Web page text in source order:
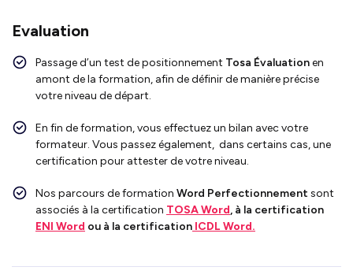
Evaluation
Passage d’un test de positionnement Tosa Évaluationen
amont de la formation, afin de définir de manière précise
votre niveau de départ.
En fin de formation, vous effectuez un bilan avec votre
formateur. Vous passez également, dans certains cas, une
certification pour attester de votre niveau.
Nos parcours de formation Word Perfectionnement sont
associés à la certification TOSA Word, à la certification
ENI Word ou à la certification ICDL Word.